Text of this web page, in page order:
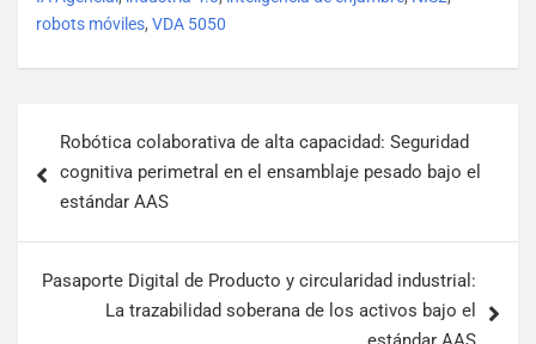
robots móviles, VDA 5050
Robótica colaborativa de alta capacidad: Seguridad
cognitiva perimetral en el ensamblaje pesado bajo el
estándar AAS
Pasaporte Digital de Producto y circularidad industrial:
La trazabilidad soberana de los activos bajo el